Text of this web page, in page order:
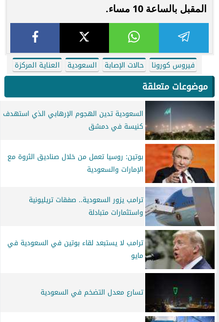
المقبل بالساعة 10 مساء.
فيروس كورونا حالات الإصابة السعودية العناية المركزة
موضوعات متعلقة
السعودية تدين الهجوم الإرهابي الذي استهدف
كنيسة في دمشق
بوتين: روسيا تعمل من خلال صناديق الثروة مع
الإمارات والسعودية
ترامب يزور السعودية.. صفقات تريليونية
واستثمارات متبادلة
ترامب لا يستبعد لقاء بوتين في السعودية في
مايو
تسارع معدل التضخم في السعودية